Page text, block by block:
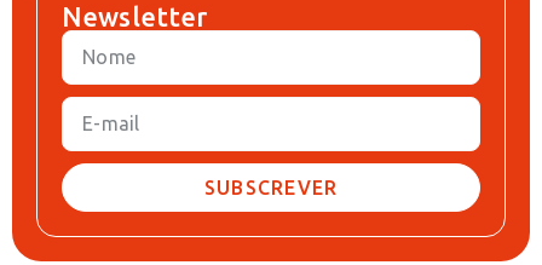
Newsletter
SUBSCREVER